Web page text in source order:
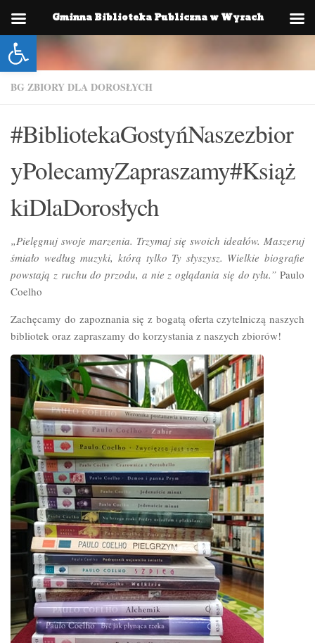
Otwórz pasek narzędzi
Skip to content
BG ZBIORY DLA DOROSŁYCH
#BibliotekaGostyńNaszezbior
yPolecamyZapraszamy#Książ
kiDlaDorosłych
„Pielęgnuj swoje marzenia. Trzymaj się swoich ideałów. Maszeruj
śmiało według muzyki, którą tylko Ty słyszysz. Wielkie biografie
powstają z ruchu do przodu, a nie z oglądania się do tyłu.” Paulo
Coelho
Zachęcamy do zapoznania się z bogatą oferta czytelniczą naszych
bibliotek oraz zapraszamy do korzystania z naszych zbiorów!
Gminna Biblioteka Publiczna w Wyrach